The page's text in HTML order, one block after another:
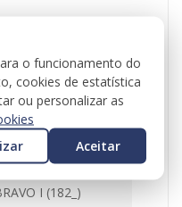
I (182_)
o funcionamento do
cookies de estatística
ou personalizar as
Aceitar